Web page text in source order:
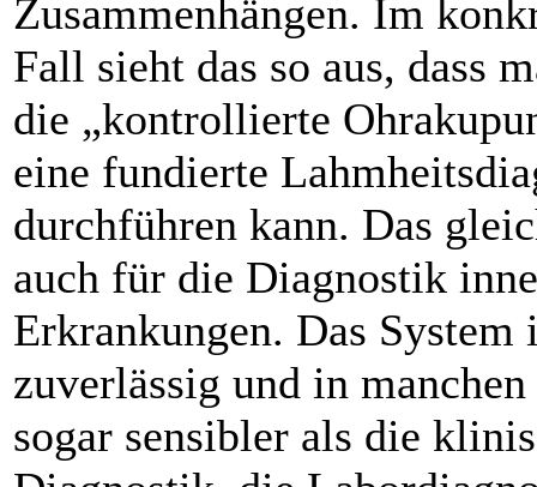
Zusammenhängen. Im
Fall sieht das so aus, dass
die „kontrollierte
eine fundierte
durchführen kann. Das
auch für die Diagnostik
Erkrankungen. Das System
zuverlässig und in
sogar sensibler als die